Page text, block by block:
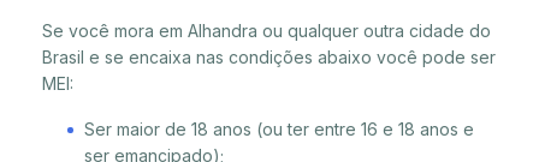
Se você mora em Alhandra ou qualquer outra cidade do
Brasil e se encaixa nas condições abaixo você pode ser
MEI:
Ser maior de 18 anos (ou ter entre 16 e 18 anos e
ser emancipado);